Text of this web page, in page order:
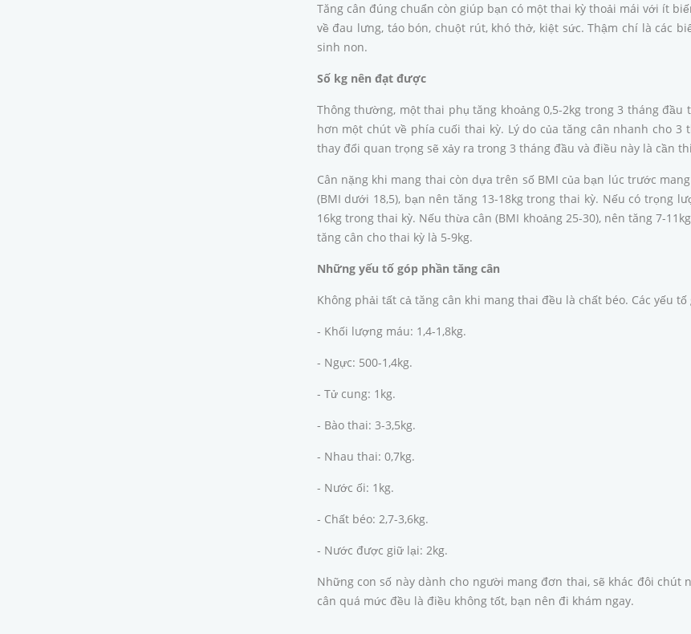
Tăng cân đúng chuẩn còn giúp bạn có một thai kỳ thoải mái với ít
về đau lưng, táo bón, chuột rút, khó thở, kiệt sức. Thậm chí là các
sinh non.
Số kg nên đạt được
Thông thường, một thai phụ tăng khoảng 0,5-2kg trong 3 tháng
hơn một chút về phía cuối thai kỳ. Lý do của tăng cân nhanh cho
thay đổi quan trọng sẽ xảy ra trong 3 tháng đầu và điều này là cần
Cân nặng khi mang thai còn dựa trên số BMI của bạn lúc trước
(BMI dưới 18,5), bạn nên tăng 13-18kg trong thai kỳ. Nếu có trọng
16kg trong thai kỳ. Nếu thừa cân (BMI khoảng 25-30), nên tăng 7-
tăng cân cho thai kỳ là 5-9kg.
Những yếu tố góp phần tăng cân
Không phải tất cả tăng cân khi mang thai đều là chất béo. Các yếu
- Khối lượng máu: 1,4-1,8kg.
- Ngực: 500-1,4kg.
- Tử cung: 1kg.
- Bào thai: 3-3,5kg.
- Nhau thai: 0,7kg.
- Nước ối: 1kg.
- Chất béo: 2,7-3,6kg.
- Nước được giữ lại: 2kg.
Những con số này dành cho người mang đơn thai, sẽ khác đôi
cân quá mức đều là điều không tốt, bạn nên đi khám ngay.